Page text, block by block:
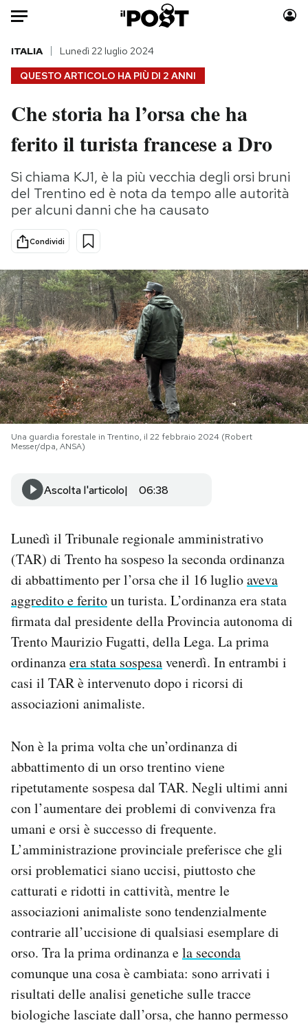
HOME
Italia
Politica
Tecnologia
Internet
Scienza
Cultura
Economia
Sport
Moda
Consumismi
Storie/Idee
Ok Boomer!
Media
Mondiali calcio 2026
PODCAST
NEWSLETTER
I MIEI PREFERITI
AREA PERSONALE
Area Personale
Newsletter
Notifiche mobile
Regala il Post
Hai bisogno di aiuto?
Esci
QUESTO ARTICOLO HA PIÙ DI 2 ANNI
ITALIA Lunedì 22 luglio 2024
Che storia ha l’orsa che ha
ferito il turista francese a Dro
Si chiama KJ1, è la più vecchia degli orsi bruni
del Trentino ed è nota da tempo alle autorità
per alcuni danni che ha causato
Condividi
Una guardia forestale in Trentino, il 22 febbraio 2024 (Robert
Messer/dpa, ANSA)
Ascolta l'articolo 06:38
Lunedì il Tribunale regionale amministrativo
(TAR) di Trento ha sospeso la seconda ordinanza
di abbattimento per l’orsa che il 16 luglioaveva
aggredito e feritoun turista. L’ordinanza era stata
firmata dal presidente della Provincia autonoma di
Trento Maurizio Fugatti, della Lega. La prima
ordinanzaera stata sospesavenerdì. In entrambi i
casi il TAR è intervenuto dopo i ricorsi di
associazioni animaliste.
Non è la prima volta che un’ordinanza di
abbattimento di un orso trentino viene
ripetutamente sospesa dal TAR. Negli ultimi anni
con l’aumentare dei problemi di convivenza fra
umani e orsi è successo di frequente.
L’amministrazione provinciale preferisce che gli
orsi problematici siano uccisi, piuttosto che
catturati e ridotti in cattività, mentre le
associazioni animaliste sono tendenzialmente
contrarie all’uccisione di qualsiasi esemplare di
orso. Tra la prima ordinanza ela seconda
comunque una cosa è cambiata: sono arrivati i
risultati delle analisi genetiche sulle tracce
biologiche lasciate dall’orsa, che hanno permesso